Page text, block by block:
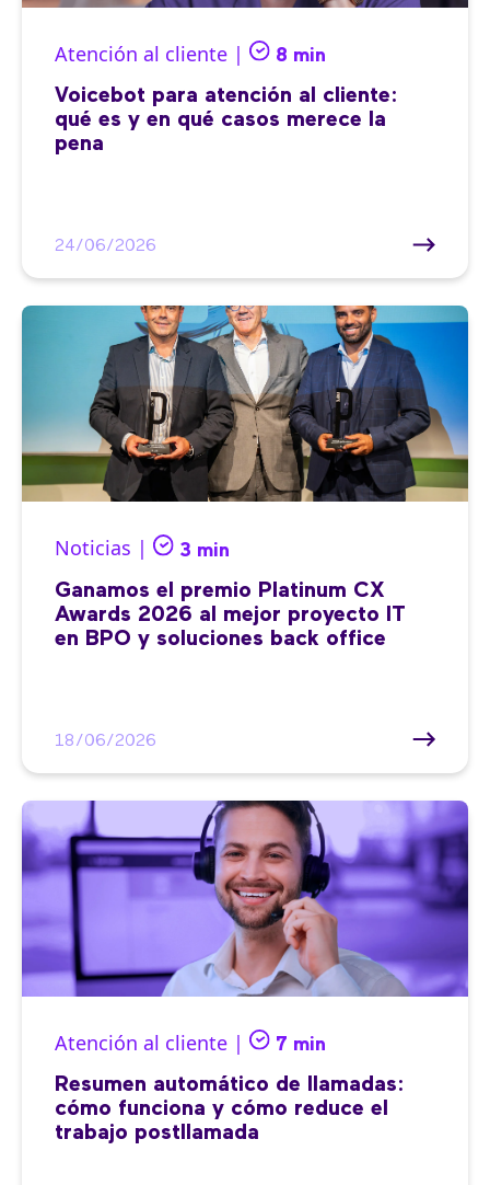
Atención al cliente | 8 min
Voicebot para atención al cliente:
qué es y en qué casos merece la
pena
24/06/2026
Noticias | 3 min
Ganamos el premio Platinum CX
Awards 2026 al mejor proyecto IT
en BPO y soluciones back office
18/06/2026
Atención al cliente | 7 min
Resumen automático de llamadas:
cómo funciona y cómo reduce el
trabajo postllamada